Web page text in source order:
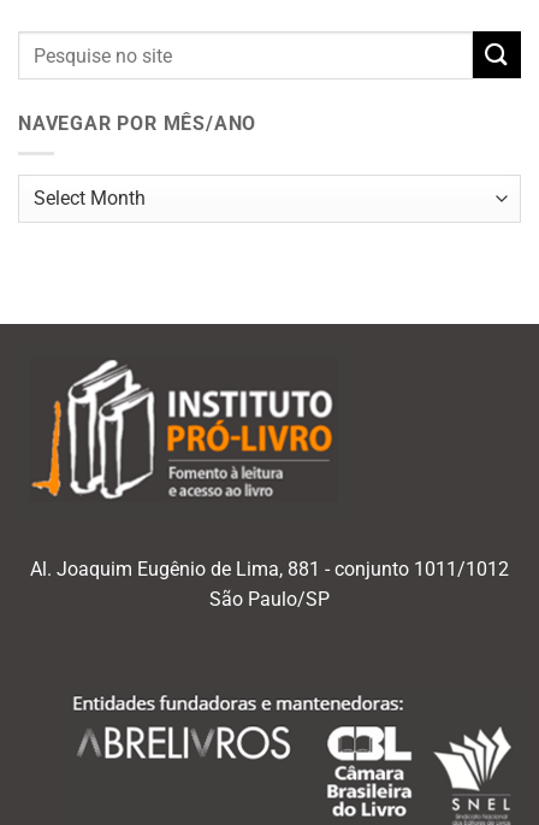
NAVEGAR POR MÊS/ANO
Navegar
Al. Joaquim Eugênio de Lima, 881 - conjunto 1011/1012
São Paulo/SP